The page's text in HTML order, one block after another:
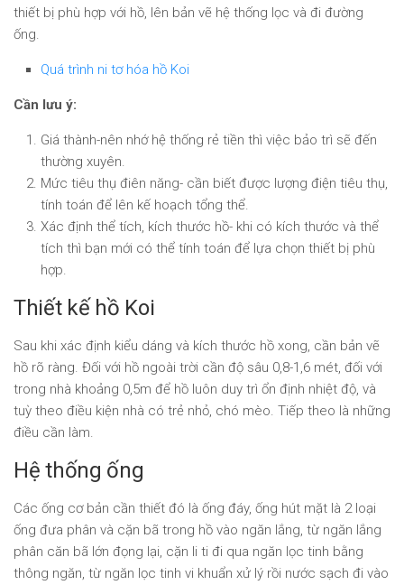
thiết bị phù hợp với hồ, lên bản vẽ hệ thống lọc và đi đường
ống.
Quá trình ni tơ hóa hồ Koi
Cần lưu ý:
Giá thành-nên nhớ hệ thống rẻ tiền thì việc bảo trì sẽ đến
thường xuyên.
Mức tiêu thụ điên năng- cần biết được lượng điện tiêu thụ,
tính toán để lên kế hoạch tổng thể.
Xác định thể tích, kích thước hồ- khi có kích thước và thể
tích thì bạn mới có thể tính toán để lựa chọn thiết bị phù
hợp.
Thiết kế hồ Koi
Sau khi xác định kiểu dáng và kích thước hồ xong, cần bản vẽ
hồ rõ ràng. Đối với hồ ngoài trời cần độ sâu 0,8-1,6 mét, đối với
trong nhà khoảng 0,5m để hồ luôn duy trì ổn định nhiệt độ, và
tuỳ theo điều kiện nhà có trẻ nhỏ, chó mèo. Tiếp theo là những
điều cần làm.
Hệ thống ống
Các ống cơ bản cần thiết đó là ống đáy, ống hút mặt là 2 loại
ống đưa phân và cặn bã trong hồ vào ngăn lắng, từ ngăn lắng
phân căn bã lớn đọng lại, cặn li ti đi qua ngăn lọc tinh bằng
thông ngăn, từ ngăn lọc tinh vi khuẩn xử lý rồi nước sạch đi vào